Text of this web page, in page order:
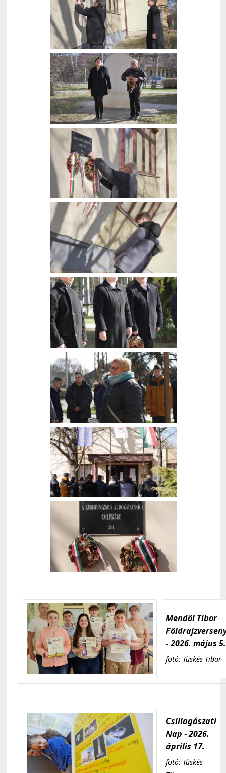
Mendöl Tibor
- 2026. május 5.
fotó: Tüskés Tibor
Csillagászati
Nap - 2026.
április 17.
fotó: Tüskés